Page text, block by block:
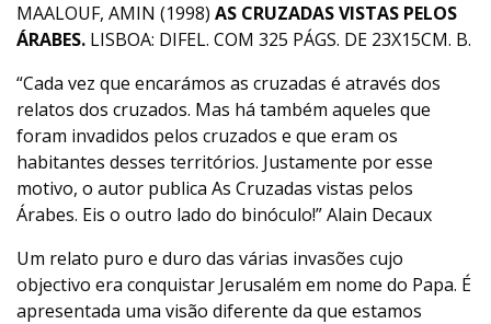
MAALOUF, AMIN (1998) AS CRUZADAS VISTAS PELOS
ÁRABES. LISBOA: DIFEL. COM 325 PÁGS. DE 23X15CM. B.
“Cada vez que encarámos as cruzadas é através dos
relatos dos cruzados. Mas há também aqueles que
foram invadidos pelos cruzados e que eram os
habitantes desses territórios. Justamente por esse
motivo, o autor publica As Cruzadas vistas pelos
Árabes. Eis o outro lado do binóculo!” Alain Decaux
Um relato puro e duro das várias invasões cujo
objectivo era conquistar Jerusalém em nome do Papa. É
apresentada uma visão diferente da que estamos